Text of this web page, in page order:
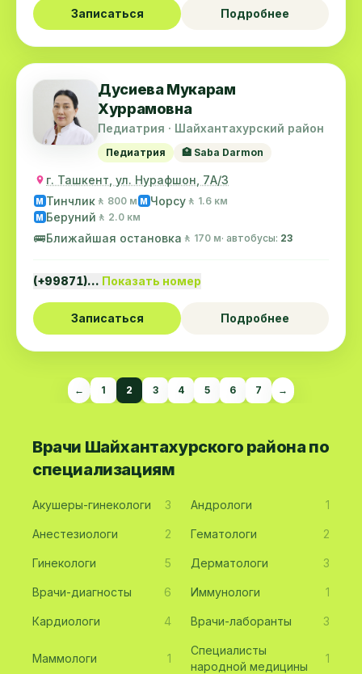
Записаться Подробнее
Дусиева Мукарам
Хуррамовна
Педиатрия · Шайхантахурский район
Педиатрия 🏥 Saba Darmon
г. Ташкент, ул. Нурафшон, 7А/3
M Тинчлик 🚶 800 м M Чорсу 🚶 1.6 км
M Беруний 🚶 2.0 км
🚌Ближайшая остановка 🚶 170 м· автобусы: 23
(+99871)… Показать номер
Записаться Подробнее
← 1 2 3 4 5 6 7 →
Врачи Шайхантахурского района по
специализациям
Акушеры-гинекологи 3 Андрологи 1
Анестезиологи 2 Гематологи 2
Гинекологи 5 Дерматологи 3
Врачи-диагносты 6 Иммунологи 1
Кардиологи 4 Врачи-лаборанты 3
Маммологи 1
Специалисты
народной медицины
1